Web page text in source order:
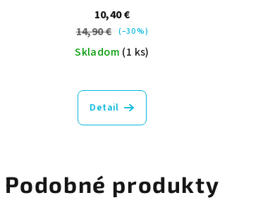
10,40 €
14,90 € (–30 %)
Skladom (1 ks)
Detail
Podobné produkty